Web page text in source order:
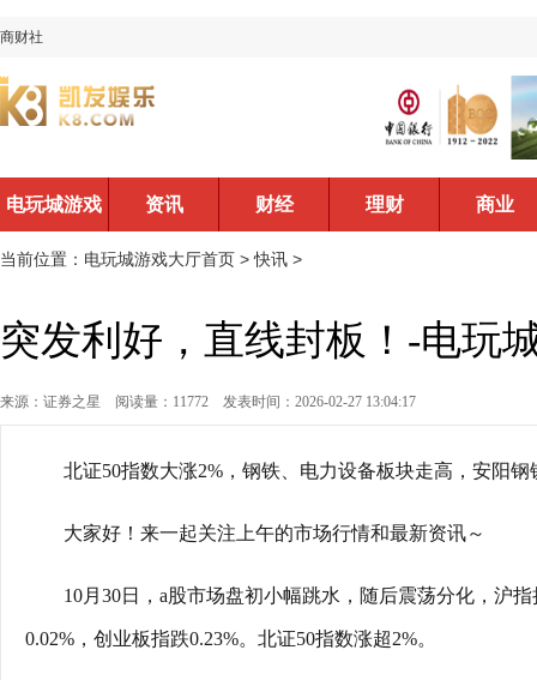
商财社
电玩城游戏
大厅首页
资讯 财经 理财 商业
当前位置： 电玩城游戏大厅首页 >快讯 >
突发利好，直线封板！-电玩
来源：证券之星 阅读量：11772 发表时间：2026-02-27 13:04:17
北证50指数大涨2%，钢铁、电力设备板块走高，安阳钢
大家好！来一起关注上午的市场行情和最新资讯～
10月30日，a股市场盘初小幅跳水，随后震荡分化，沪
0.02%，创业板指跌0.23%。北证50指数涨超2%。